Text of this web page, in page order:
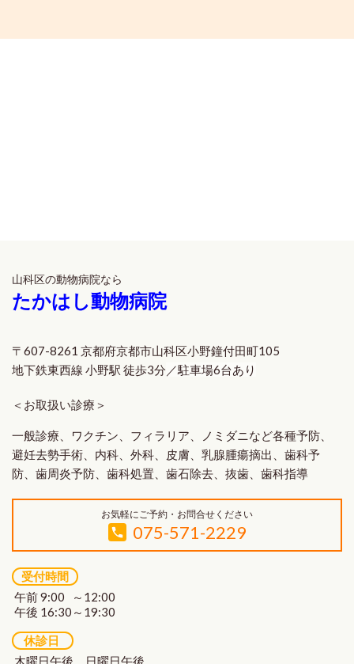
山科区の動物病院なら
たかはし動物病院
〒607-8261 京都府京都市山科区小野鐘付田町105
地下鉄東西線 小野駅 徒歩3分 ／駐車場6台あり
＜お取扱い診療＞
一般診療、ワクチン、フィラリア、ノミダニなど各種予防、
避妊去勢手術、内科、外科、皮膚、乳腺腫瘍摘出、歯科予
防、歯周炎予防、歯科処置、歯石除去、抜歯、歯科指導
お気軽にご予約・お問合せください
075-571-2229
受付時間
午前 9:00 ～12:00
午後 16:30～19:30
休診日
木曜日午後、日曜日午後